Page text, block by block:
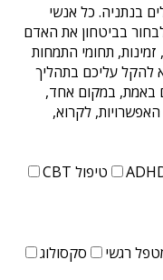
בנתניה. כל אנשי
בביטחון את האדם
תחומי התמחות
להקל עליכם בתהליך
באמת, במקום אחד,
לקרוא,
טיפול CBT
רגשי
סקסולוג